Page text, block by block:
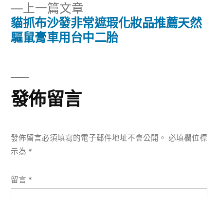
導
覽
上一篇文章
一
篇
貓抓布沙發非常遮瑕化妝品推薦天然
驅鼠膏車用台中二胎
發佈留言
發佈留言必須填寫的電子郵件地址不會公開。 必填欄位標
示為 *
留言 *